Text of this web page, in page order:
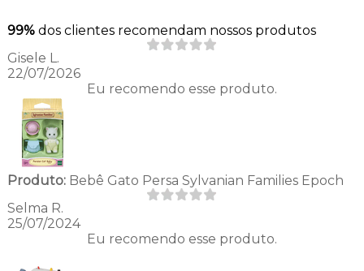
99% dos clientes recomendam nossos produtos
Gisele L.
22/07/2026
Eu recomendo esse produto.
Produto:Bebê Gato Persa Sylvanian Families Epoch
Selma R.
25/07/2024
Eu recomendo esse produto.